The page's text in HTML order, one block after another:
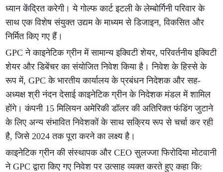
ध्यान केंद्रित करेगी। ये गोल्फ कार्ट इटली के लेम्बोर्गिनी परिवार के
साथ एक विशेष संयुक्त उद्यम के माध्यम से डिजाइन, विकसित और
निर्मित किए गए हैं।
GPC ने काइनेटिक ग्रीन में सामान्य इक्विटी शेयर, परिवर्तनीय इक्विटी
शेयर और डिबेंचर का संयोजित निवेश किया है। निवेश के हिस्से के
रूप में, GPC के भारतीय कार्यालय के प्रबंधन निदेशक और सह-
अध्यक्ष श्री नंदन देसाई काइनेटिक ग्रीन के निदेशक मंडल में शामिल
होंगे। कंपनी 15 मिलियन अमेरिकी डॉलर की अतिरिक्त फंडिंग जुटाने
के लिए अन्य संभावित निवेशकों के साथ सक्रिय रूप से चर्चा कर रही
है, जिसे 2024 तक पूरा करने का लक्ष्य है।
काइनेटिक ग्रीन की संस्थापक और CEO सुलज्जा फिरोदिया मोटवानी
ने GPC द्वारा किए गए निवेश पर उत्साह व्यक्त करते हुए कहा कि: